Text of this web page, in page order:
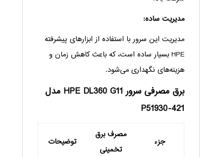
مدیریت ساده:
مدیریت این سرور با استفاده از ابزارهای پیشرفته
HPE بسیار ساده است، که باعث کاهش زمان و
هزینه‌های نگهداری می‌شود.
برق مصرفی سرور HPE DL360 G11 مدل
P51930-421
جزء
مصرف برق
تخمینی
توضیحات